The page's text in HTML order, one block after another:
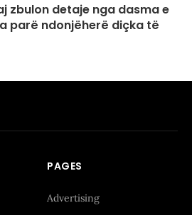
zbulon detaje nga dasma e
parë ndonjëherë diçka të
PAGES
Advertising